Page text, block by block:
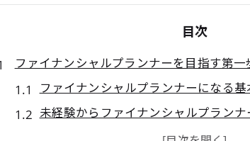
目次
ファイナンシャルプランナーを目指す第一
ファイナンシャルプランナーになる
未経験からファイナンシャルプラン
資格取得を目指すための情報収集のコ